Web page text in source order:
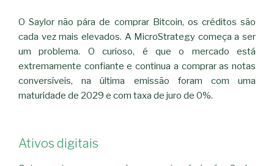
O Saylor não pára de comprar Bitcoin, os créditos são
cada vez mais elevados. A MicroStrategy começa a ser
um problema. O curioso, é que o mercado está
extremamente confiante e continua a comprar as notas
conversíveis, na última emissão foram com uma
maturidade de 2029 e com taxa de juro de 0%.
Ativos digitais